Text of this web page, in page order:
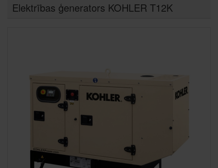
Elektrības ģenerators KOHLER T12K